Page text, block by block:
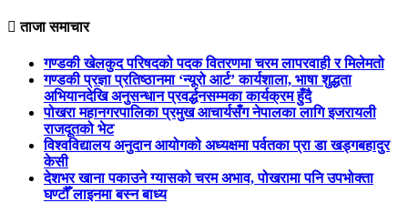
ताजा समाचार
गण्डकी खेलकुद परिषदको पदक वितरणमा चरम लापरवाही र मिलेमतो
गण्डकी प्रज्ञा प्रतिष्ठानमा ‘न्यूरो आर्ट’ कार्यशाला, भाषा शुद्धता
अभियानदेखि अनुसन्धान प्रवर्द्धनसम्मका कार्यक्रम हुँदै
पोखरा महानगरपालिका प्रमुख आचार्यसँग नेपालका लागि इजरायली
राजदूतको भेट
विश्वविद्यालय अनुदान आयोगको अध्यक्षमा पर्वतका प्रा डा खड्गबहादुर
केसी
देशभर खाना पकाउने ग्यासको चरम अभाव, पोखरामा पनि उपभोक्ता
घण्टौँ लाइनमा बस्न बाध्य